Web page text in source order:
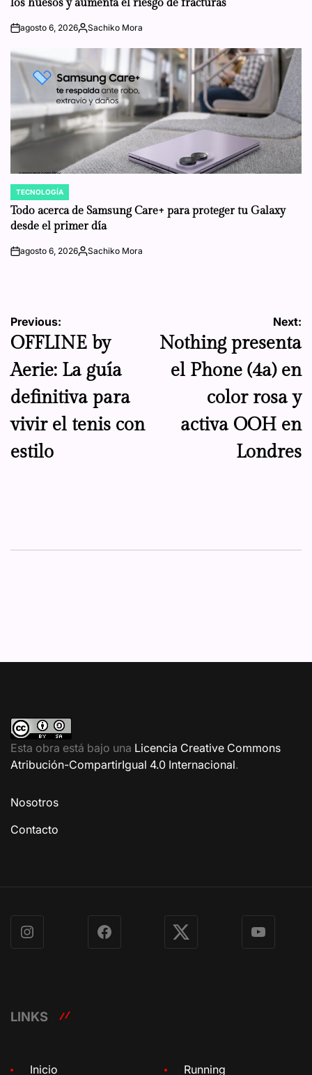
los huesos y aumenta el riesgo de fracturas
onagosto 6, 2026Posted
Sachiko Mora
POSTED
IN
TECNOLOGÍA
Todo acerca de Samsung Care+ para proteger tu Galaxy
desde el primer día
onagosto 6, 2026Posted
Sachiko Mora
Navegación
de
entradas
Previous:
OFFLINE by
Aerie: La guía
definitiva para
vivir el tenis con
estilo
Next:
Nothing presenta
el Phone (4a) en
color rosa y
activa OOH en
Londres
Esta obra está bajo una Licencia Creative Commons
Atribución-CompartirIgual 4.0 Internacional.
Nosotros
Contacto
Instagram Facebook X YouTube
LINKS
Inicio Running